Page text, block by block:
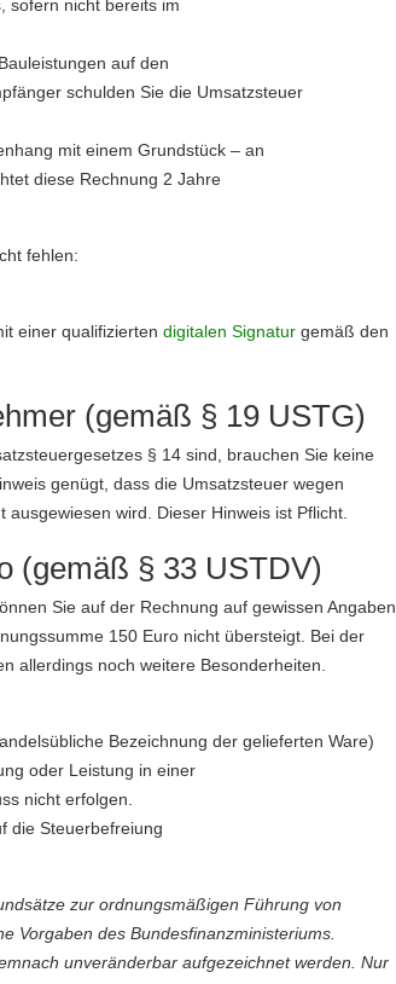
sofern nicht bereits im
auf den
schulden Sie die Umsatzsteuer
mit einem Grundstück – an
diese Rechnung 2 Jahre
fehlen:
einer qualifizierten digitalen Signatur gemäß den
(gemäß § 19 USTG)
§ 14 sind, brauchen Sie keine
genügt, dass die Umsatzsteuer wegen
wird. Dieser Hinweis ist Pflicht.
(gemäß § 33 USTDV)
Sie auf der Rechnung auf gewissen Angaben
150 Euro nicht übersteigt. Bei der
allerdings noch weitere Besonderheiten.
Bezeichnung der gelieferten Ware)
oder Leistung in einer
nicht erfolgen.
die Steuerbefreiung
zur ordnungsmäßigen Führung von
Vorgaben des Bundesfinanzministeriums.
unveränderbar aufgezeichnet werden. Nur